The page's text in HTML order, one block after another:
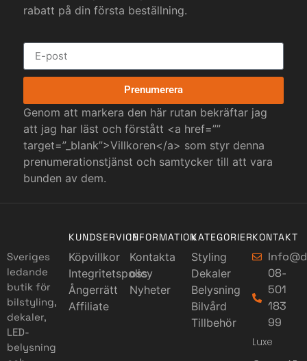
rabatt på din första beställning.
Prenumerera
Genom att markera den här rutan bekräftar jag
att jag har läst och förstått <a href=””
target=”_blank”>Villkoren</a> som styr denna
prenumerationstjänst och samtycker till att vara
bunden av dem.
Sveriges
ledande
butik för
bilstyling,
dekaler,
LED-
belysning
KUNDSERVICE
Köpvillkor
Integritetspolicy
Ångerrätt
Affiliate
INFORMATION
Kontakta
oss
Nyheter
KATEGORIER
Styling
Dekaler
Belysning
Bilvård
Tillbehör
KONTAKT
08-
501
183
99
Luxe